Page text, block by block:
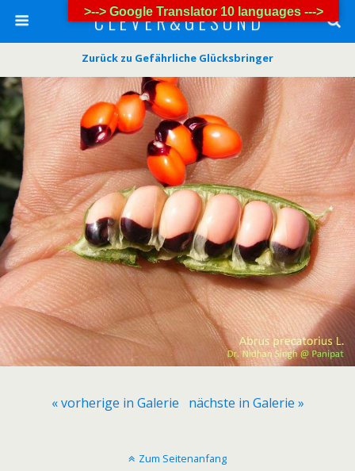
C L E V E R & G E S U N D
Zurück zu Gefährliche Glücksbringer
« vorherige in Galerie nächste in Galerie »
Zum Seitenanfang
>--> Google Translator 10 languages --->